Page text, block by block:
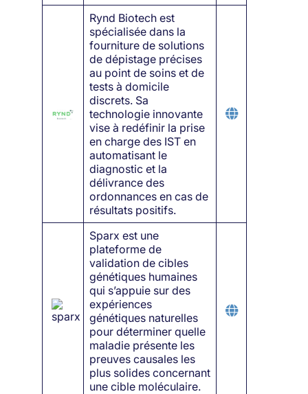
Rynd Biotech est
spécialisée dans la
fourniture de solutions
de dépistage précises
au point de soins et de
tests à domicile
discrets. Sa
technologie innovante
vise à redéfinir la prise
en charge des IST en
automatisant le
diagnostic et la
délivrance des
ordonnances en cas de
résultats positifs.
Sparx est une
plateforme de
validation de cibles
génétiques humaines
qui s’appuie sur des
expériences
génétiques naturelles
pour déterminer quelle
maladie présente les
preuves causales les
plus solides concernant
une cible moléculaire.